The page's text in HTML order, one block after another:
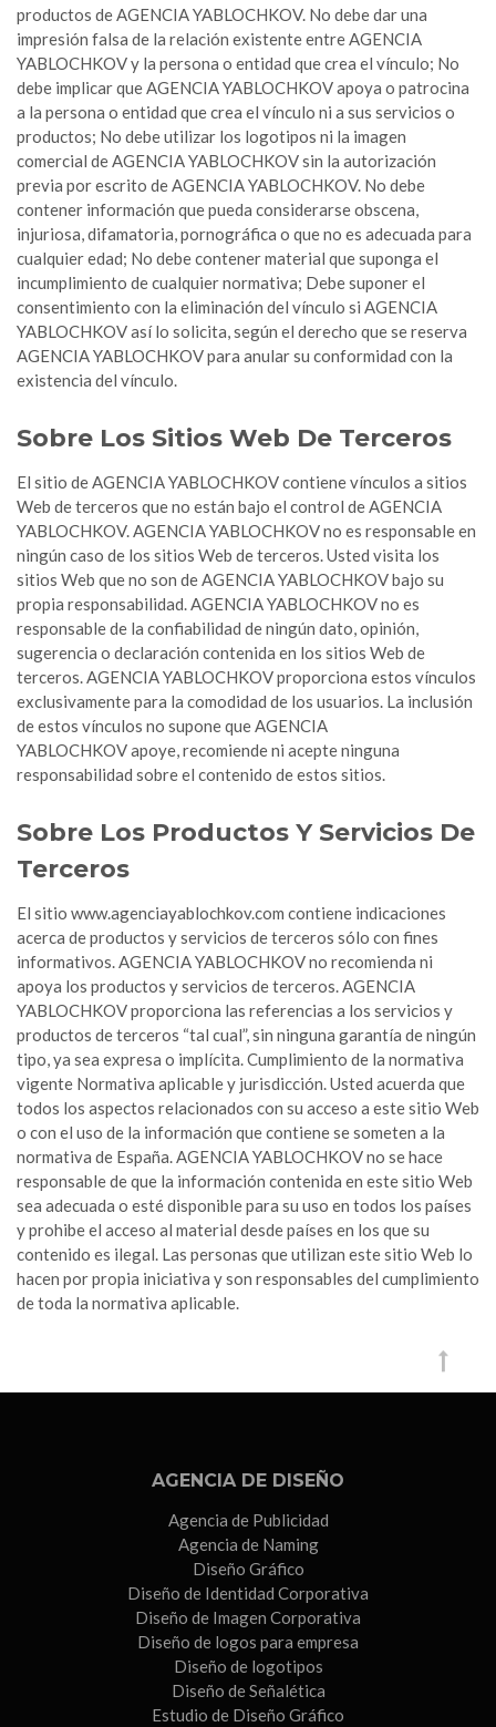
productos de AGENCIA YABLOCHKOV. No debe dar una
impresión falsa de la relación existente entre AGENCIA
YABLOCHKOV y la persona o entidad que crea el vínculo; No
debe implicar que AGENCIA YABLOCHKOV apoya o patrocina
a la persona o entidad que crea el vínculo ni a sus servicios o
productos; No debe utilizar los logotipos ni la imagen
comercial de AGENCIA YABLOCHKOV sin la autorización
previa por escrito de AGENCIA YABLOCHKOV. No debe
contener información que pueda considerarse obscena,
injuriosa, difamatoria, pornográfica o que no es adecuada para
cualquier edad; No debe contener material que suponga el
incumplimiento de cualquier normativa; Debe suponer el
consentimiento con la eliminación del vínculo si AGENCIA
YABLOCHKOV así lo solicita, según el derecho que se reserva
AGENCIA YABLOCHKOV para anular su conformidad con la
existencia del vínculo.
Sobre Los Sitios Web De Terceros
El sitio de AGENCIA YABLOCHKOV contiene vínculos a sitios
Web de terceros que no están bajo el control de AGENCIA
YABLOCHKOV. AGENCIA YABLOCHKOV no es responsable en
ningún caso de los sitios Web de terceros. Usted visita los
sitios Web que no son de AGENCIA YABLOCHKOV bajo su
propia responsabilidad. AGENCIA YABLOCHKOV no es
responsable de la confiabilidad de ningún dato, opinión,
sugerencia o declaración contenida en los sitios Web de
terceros. AGENCIA YABLOCHKOV proporciona estos vínculos
exclusivamente para la comodidad de los usuarios. La inclusión
de estos vínculos no supone que AGENCIA
YABLOCHKOV apoye, recomiende ni acepte ninguna
responsabilidad sobre el contenido de estos sitios.
Sobre Los Productos Y Servicios De
Terceros
El sitio www.agenciayablochkov.com contiene indicaciones
acerca de productos y servicios de terceros sólo con fines
informativos. AGENCIA YABLOCHKOV no recomienda ni
apoya los productos y servicios de terceros. AGENCIA
YABLOCHKOV proporciona las referencias a los servicios y
productos de terceros “tal cual”, sin ninguna garantía de ningún
tipo, ya sea expresa o implícita. Cumplimiento de la normativa
vigente Normativa aplicable y jurisdicción. Usted acuerda que
todos los aspectos relacionados con su acceso a este sitio Web
o con el uso de la información que contiene se someten a la
normativa de España. AGENCIA YABLOCHKOV no se hace
responsable de que la información contenida en este sitio Web
sea adecuada o esté disponible para su uso en todos los países
y prohibe el acceso al material desde países en los que su
contenido es ilegal. Las personas que utilizan este sitio Web lo
hacen por propia iniciativa y son responsables del cumplimiento
de toda la normativa aplicable.
AGENCIA DE DISEÑO
Agencia de Publicidad
Agencia de Naming
Diseño Gráfico
Diseño de Identidad Corporativa
Diseño de Imagen Corporativa
Diseño de logos para empresa
Diseño de logotipos
Diseño de Señalética
Estudio de Diseño Gráfico